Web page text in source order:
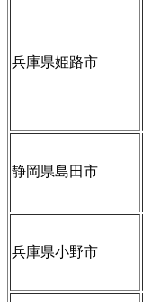
兵庫県姫路市
静岡県島田市
兵庫県小野市